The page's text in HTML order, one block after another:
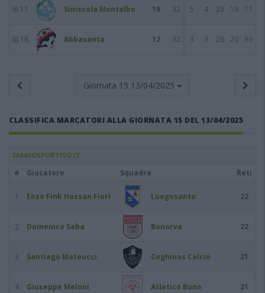
17 Siniscola Montalbo 19 32 5 4 23 19 77
18 Abbasanta 12 32 3 3 26 20 89
Giornata 15 13/04/2025
CLASSIFICA MARCATORI ALLA GIORNATA 15 DEL 13/04/2025
DIARIOSPORTIVO.IT
# Giocatore Squadra Reti
1 Enzo Fink Hassan Fiori Luogosanto 22
2 Domenico Saba Bonorva 22
3 Santiago Mateucci Coghinas Calcio 21
4 Giuseppe Meloni Atletico Bono 21